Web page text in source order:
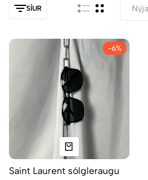
SÍUR
-6%
Saint Laurent sólgleraugu